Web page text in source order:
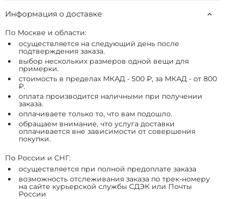
Информация о доставке
По Москве и области:
осуществляется на следующий день после
подтверждения заказа.
выбор нескольких размеров одной вещи для
примерки.
стоимость в пределах МКАД - 500 ₽, за МКАД - от 800
₽.
оплата производится наличными при получении
заказа.
оплачиваете только то, что вам подошло.
обращаем внимание, что услуга доставки
оплачивается вне зависимости от совершения
покупки.
По России и СНГ:
осуществляется при полной предоплате заказа
возможность отслеживания заказа по трек-номеру
на сайте курьерской службы СДЭК или Почты
России